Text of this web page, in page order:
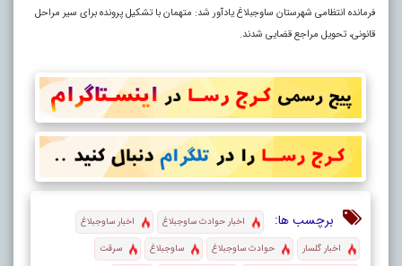
فرمانده انتظامی شهرستان ساوجبلاغ یادآور شد: متهمان با تشکیل پرونده برای سیر مراحل
قانونی، تحویل مراجع قضایی شدند.
برچسب ها: اخبار حوادث ساوجبلاغ
اخبار ساوجبلاغ
اخبار گلسار
حوادث ساوجبلاغ ساوجبلاغ
سرقت